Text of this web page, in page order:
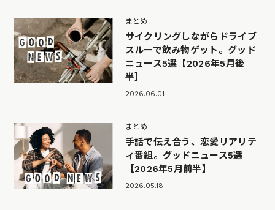
まとめ
サイクリングしながらドライブ
スルーで飲み物ゲット。グッド
ニュース5選【2026年5月後
半】
2026.06.01
まとめ
手話で伝え合う、恋愛リアリテ
ィ番組。グッドニュース5選
【2026年5月前半】
2026.05.18